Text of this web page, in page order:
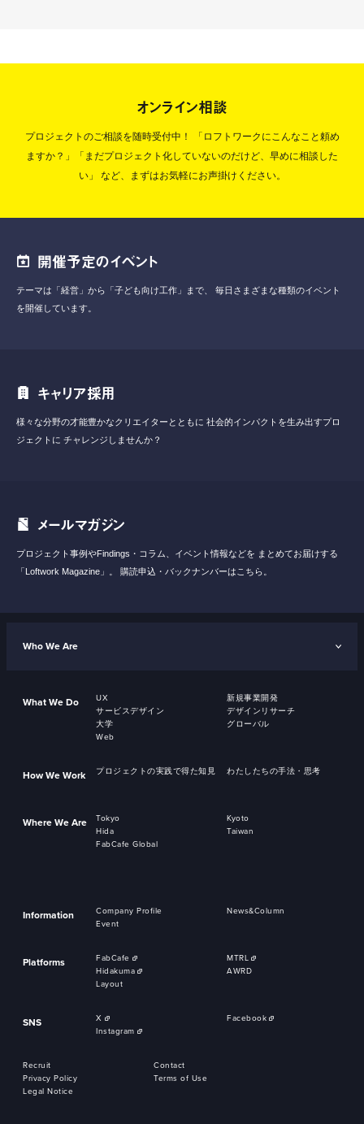
オンライン相談
プロジェクトのご相談を随時受付中！
「ロフトワークにこんなこと頼め
ますか？」「まだプロジェクト化していないのだけど、早めに相談した
い」
など、まずはお気軽にお声掛けください。
開催予定のイベント
テーマは「経営」から「子ども向け工作」まで、
毎日さまざまな種類のイベント
を開催しています。
キャリア採用
様々な分野の才能豊かなクリエイターとともに 社会的インパクトを生み出すプロ
ジェクトに チャレンジしませんか？
メールマガジン
プロジェクト事例やFindings・コラム、イベント情報などを まとめてお届けする
「Loftwork Magazine」。
購読申込・バックナンバーはこちら。
Who We Are
What We Do UX
新規事業開発
サービスデザイン
デザインリサーチ
大学
グローバル
Web
How We Work プロジェクトの実践で得た知見 わたしたちの手法・思考
Where We Are Tokyo
Kyoto
Hida
Taiwan
FabCafe Global
Information Company Profile
News&Column
Event
Platforms FabCafe
MTRL
Hidakuma
AWRD
Layout
SNS X
Facebook
Instagram
Recruit
Contact
Privacy Policy
Terms of Use
Legal Notice